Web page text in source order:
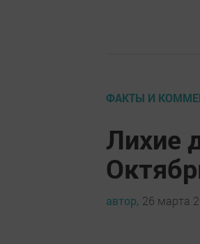
ФАКТЫ И
Лихие
автор, 26 марта